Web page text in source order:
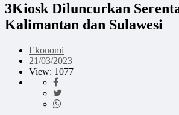
3Kiosk Diluncurkan
Kalimantan dan Sulawesi
Ekonomi
21/03/2023
View: 1077